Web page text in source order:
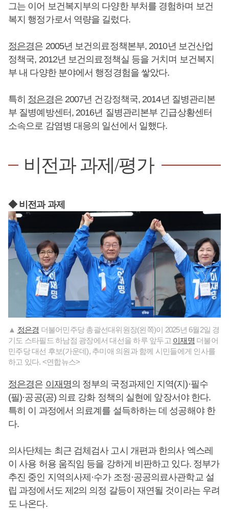
그는 이어 보건복지부의 다양한 부처를 경험하며 보건
복지 행정가로서 역량을 길렀다.
정은경은 2005년 보건의료정책본부, 2010년 보건산업
정책국, 2012년 보건의료정책실 등을 거치며 보건복지
부 내 다양한 분야에서 행정경험을 쌓았다.
특히 정은경은 2007년 건강정책국, 2014년 질병관리본
부 질병예방센터, 2016년 질병관리본부 긴급상황센터
소속으로 감염병 대응의 일선에서 일했다.
비전과 과제/평가
◆ 비전과 과제
▲ 정은경 더불어민주당 총괄선대위원장(왼쪽)이 2025년 6월2일 경
기도 스타필드 하남점 광장에서 대선을 하루 앞두고 이재명 더불어
민주당 대선 후보(가운데), 추미애 의원과 함께 시민들에게 인사를
하고 있다. <연합뉴스>
정은경은 이재명의 정부의 국정과제인 지역(지)·필수
(필)·공공(공) 의료 강화 정책의 실현에 앞장서야 한다.
특히 이 과정에서 의료계를 설득하하는 데 성공해야 한
다.
의사단체는 최근 검체검사 고시 개편과 한의사 엑스레
이 사용 허용 움직임 등을 강하게 비판하고 있다. 정부가
추진 중인 지역의사제·수가 조정·공공의료사관학교 설
립 과정에서도 제2의 의정 갈등이 재연될 것이라는 우려
도 나온다.